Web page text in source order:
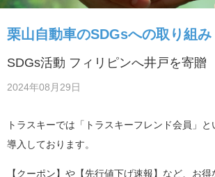
栗山自動車のSDGsへの取り組み
SDGs活動 フィリピンへ井戸を寄贈
2024年08月29日
トラスキーでは「トラスキーフレンド会員」
導入しております。
【クーポン】や【先行値下げ速報】など、お得